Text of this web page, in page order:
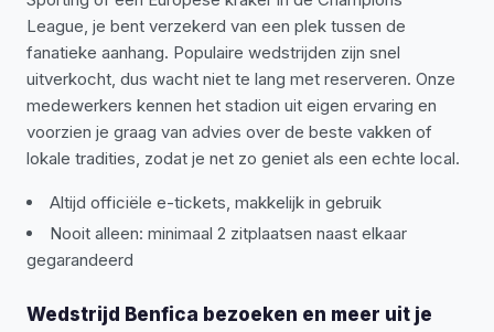
League, je bent verzekerd van een plek tussen de
fanatieke aanhang. Populaire wedstrijden zijn snel
uitverkocht, dus wacht niet te lang met reserveren. Onze
medewerkers kennen het stadion uit eigen ervaring en
voorzien je graag van advies over de beste vakken of
lokale tradities, zodat je net zo geniet als een echte local.
Altijd officiële e-tickets, makkelijk in gebruik
Nooit alleen: minimaal 2 zitplaatsen naast elkaar
gegarandeerd
Wedstrijd Benfica bezoeken en meer uit je